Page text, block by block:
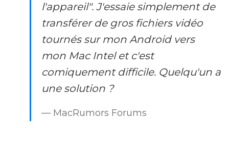
l'appareil". J'essaie simplement de
transférer de gros fichiers vidéo
tournés sur mon Android vers
mon Mac Intel et c'est
comiquement difficile. Quelqu'un a
une solution ?
— MacRumors Forums